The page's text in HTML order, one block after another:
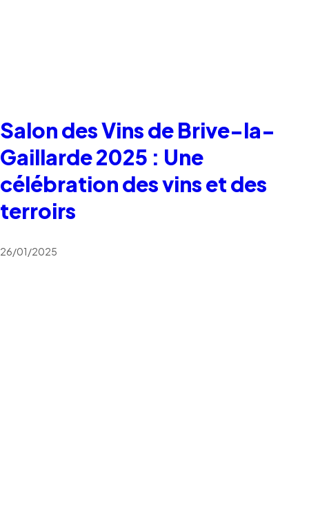
Salon des Vins de Brive-la-
Gaillarde 2025 : Une
célébration des vins et des
terroirs
26/01/2025